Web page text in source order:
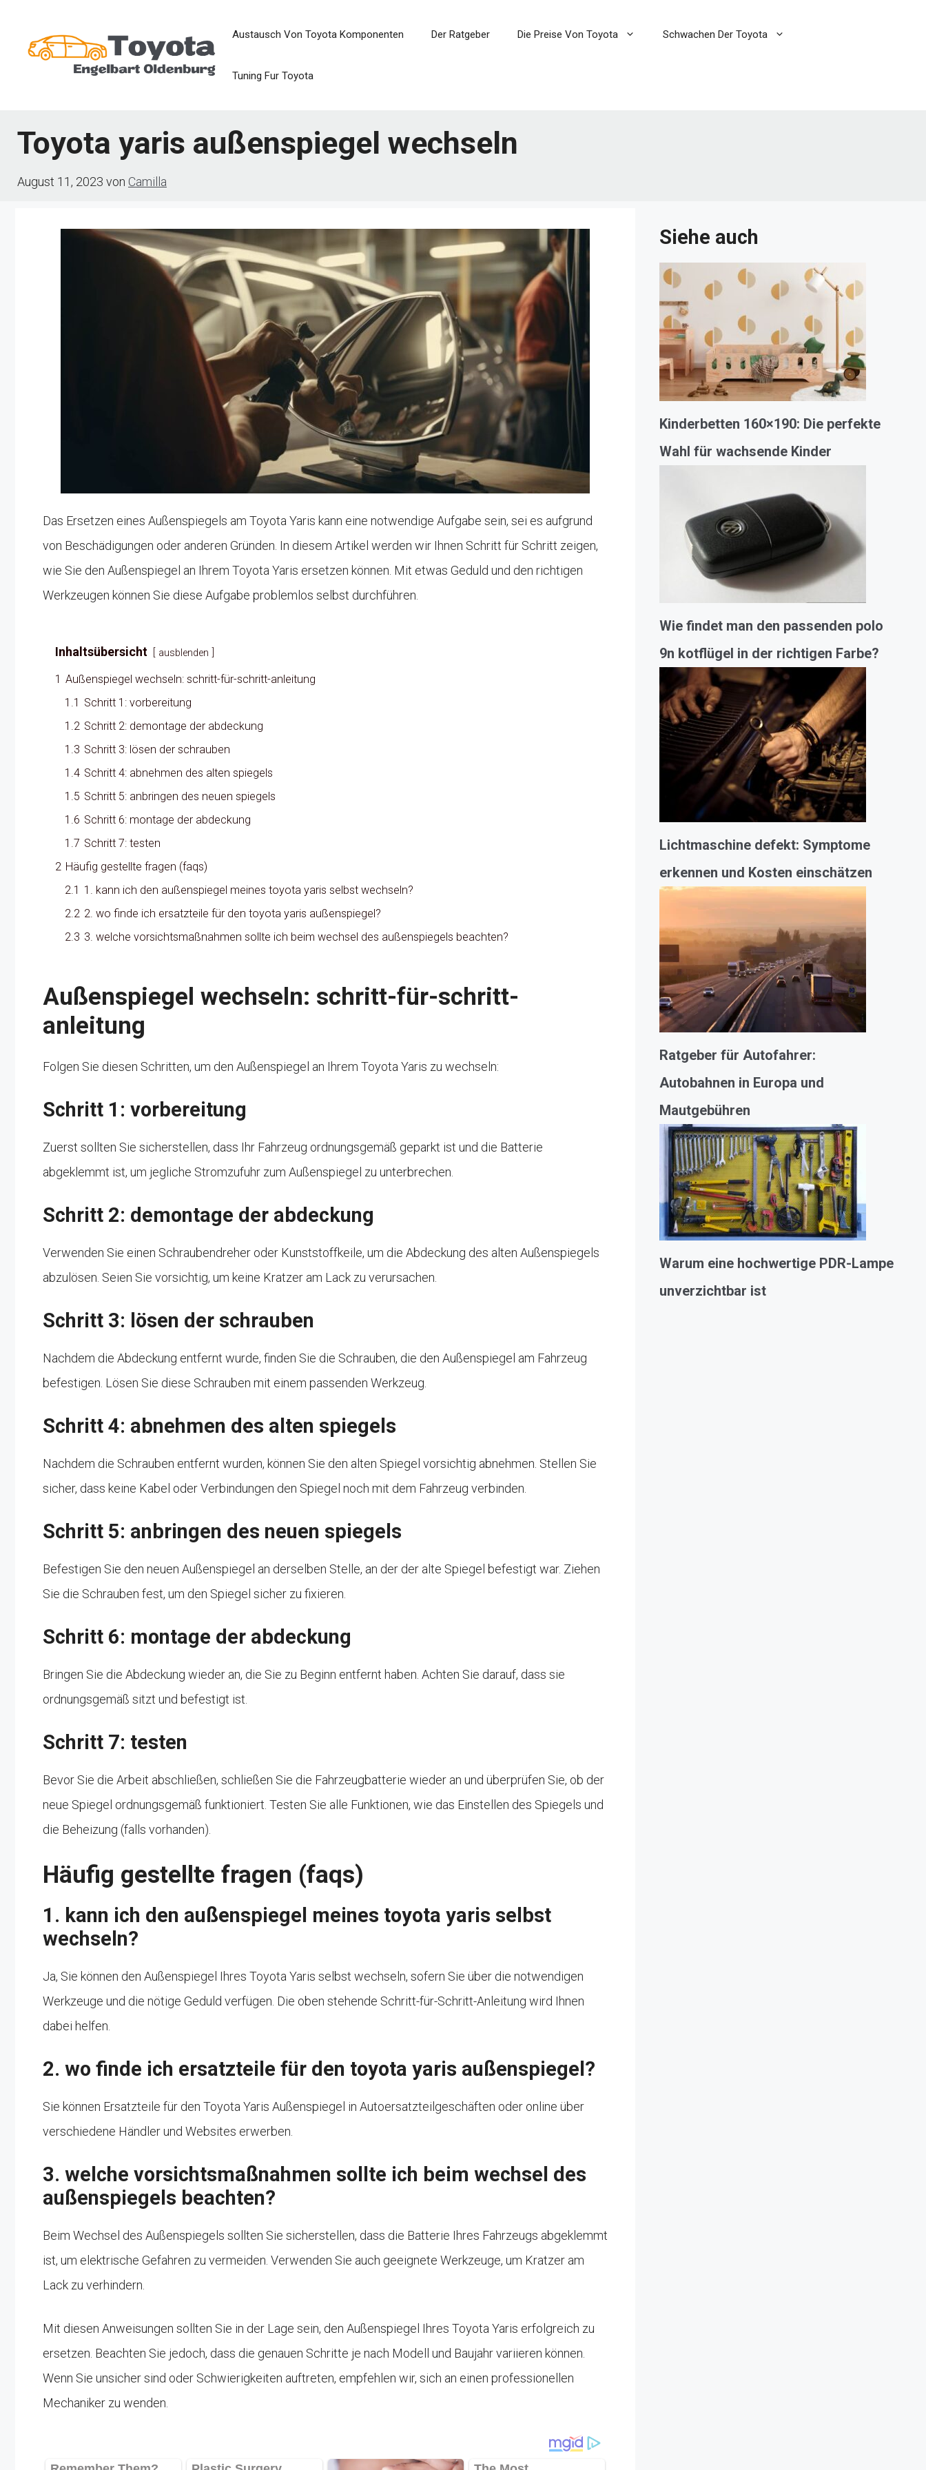
springen
Austausch Von Toyota Komponenten Der Ratgeber Die Preise Von Toyota Schwachen Der Toyota
Tuning Fur Toyota
Toyota yaris außenspiegel wechseln
August 11, 2023 von Camilla
Das Ersetzen eines Außenspiegels am Toyota Yaris kann eine notwendige Aufgabe sein, sei es aufgrund
von Beschädigungen oder anderen Gründen. In diesem Artikel werden wir Ihnen Schritt für Schritt zeigen,
wie Sie den Außenspiegel an Ihrem Toyota Yaris ersetzen können. Mit etwas Geduld und den richtigen
Werkzeugen können Sie diese Aufgabe problemlos selbst durchführen.
Inhaltsübersicht ausblenden
1 Außenspiegel wechseln: schritt-für-schritt-anleitung
1.1 Schritt 1: vorbereitung
1.2 Schritt 2: demontage der abdeckung
1.3 Schritt 3: lösen der schrauben
1.4 Schritt 4: abnehmen des alten spiegels
1.5 Schritt 5: anbringen des neuen spiegels
1.6 Schritt 6: montage der abdeckung
1.7 Schritt 7: testen
2 Häufig gestellte fragen (faqs)
2.1 1. kann ich den außenspiegel meines toyota yaris selbst wechseln?
2.2 2. wo finde ich ersatzteile für den toyota yaris außenspiegel?
2.3 3. welche vorsichtsmaßnahmen sollte ich beim wechsel des außenspiegels beachten?
Außenspiegel wechseln: schritt-für-schritt-
anleitung
Folgen Sie diesen Schritten, um den Außenspiegel an Ihrem Toyota Yaris zu wechseln:
Schritt 1: vorbereitung
Zuerst sollten Sie sicherstellen, dass Ihr Fahrzeug ordnungsgemäß geparkt ist und die Batterie
abgeklemmt ist, um jegliche Stromzufuhr zum Außenspiegel zu unterbrechen.
Schritt 2: demontage der abdeckung
Verwenden Sie einen Schraubendreher oder Kunststoffkeile, um die Abdeckung des alten Außenspiegels
abzulösen. Seien Sie vorsichtig, um keine Kratzer am Lack zu verursachen.
Schritt 3: lösen der schrauben
Nachdem die Abdeckung entfernt wurde, finden Sie die Schrauben, die den Außenspiegel am Fahrzeug
befestigen. Lösen Sie diese Schrauben mit einem passenden Werkzeug.
Schritt 4: abnehmen des alten spiegels
Nachdem die Schrauben entfernt wurden, können Sie den alten Spiegel vorsichtig abnehmen. Stellen Sie
sicher, dass keine Kabel oder Verbindungen den Spiegel noch mit dem Fahrzeug verbinden.
Schritt 5: anbringen des neuen spiegels
Befestigen Sie den neuen Außenspiegel an derselben Stelle, an der der alte Spiegel befestigt war. Ziehen
Sie die Schrauben fest, um den Spiegel sicher zu fixieren.
Schritt 6: montage der abdeckung
Bringen Sie die Abdeckung wieder an, die Sie zu Beginn entfernt haben. Achten Sie darauf, dass sie
ordnungsgemäß sitzt und befestigt ist.
Schritt 7: testen
Bevor Sie die Arbeit abschließen, schließen Sie die Fahrzeugbatterie wieder an und überprüfen Sie, ob der
neue Spiegel ordnungsgemäß funktioniert. Testen Sie alle Funktionen, wie das Einstellen des Spiegels und
die Beheizung (falls vorhanden).
Häufig gestellte fragen (faqs)
1. kann ich den außenspiegel meines toyota yaris selbst
wechseln?
Ja, Sie können den Außenspiegel Ihres Toyota Yaris selbst wechseln, sofern Sie über die notwendigen
Werkzeuge und die nötige Geduld verfügen. Die oben stehende Schritt-für-Schritt-Anleitung wird Ihnen
dabei helfen.
2. wo finde ich ersatzteile für den toyota yaris außenspiegel?
Sie können Ersatzteile für den Toyota Yaris Außenspiegel in Autoersatzteilgeschäften oder online über
verschiedene Händler und Websites erwerben.
3. welche vorsichtsmaßnahmen sollte ich beim wechsel des
außenspiegels beachten?
Beim Wechsel des Außenspiegels sollten Sie sicherstellen, dass die Batterie Ihres Fahrzeugs abgeklemmt
ist, um elektrische Gefahren zu vermeiden. Verwenden Sie auch geeignete Werkzeuge, um Kratzer am
Lack zu verhindern.
Mit diesen Anweisungen sollten Sie in der Lage sein, den Außenspiegel Ihres Toyota Yaris erfolgreich zu
ersetzen. Beachten Sie jedoch, dass die genauen Schritte je nach Modell und Baujahr variieren können.
Wenn Sie unsicher sind oder Schwierigkeiten auftreten, empfehlen wir, sich an einen professionellen
Mechaniker zu wenden.
Siehe auch
Kinderbetten 160×190: Die perfekte
Wahl für wachsende Kinder
Wie findet man den passenden polo
9n kotflügel in der richtigen Farbe?
Lichtmaschine defekt: Symptome
erkennen und Kosten einschätzen
Ratgeber für Autofahrer:
Autobahnen in Europa und
Mautgebühren
Warum eine hochwertige PDR-Lampe
unverzichtbar ist